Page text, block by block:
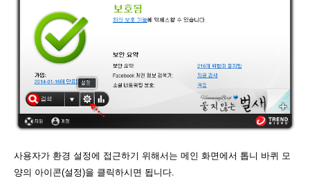
사용자가 환경 설정에 접근하기 위해서는 메인 화면에서 톱니 바퀴 모
양의 아이콘(설정)을 클릭하시면 됩니다.